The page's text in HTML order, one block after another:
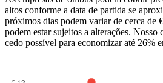
altos conforme a data de partida se
próximos dias podem variar de cerca de
podem estar sujeitos a alterações. Nosso
cedo possível para economizar até 26%